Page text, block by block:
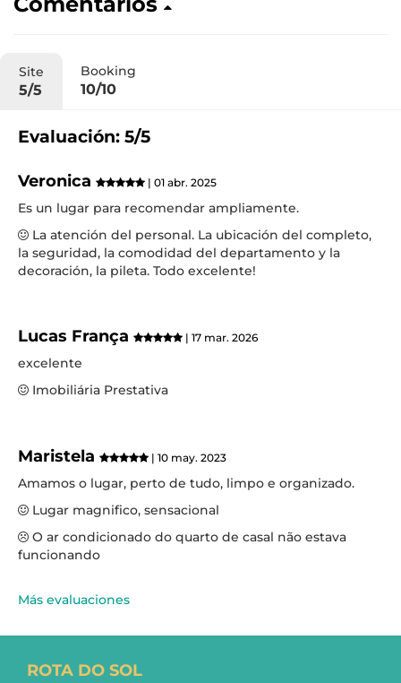
Site
5/5
Booking
10/10
Evaluación: 5/5
Veronica | 01 abr. 2025
Es un lugar para recomendar ampliamente.
La atención del personal. La ubicación del completo,
la seguridad, la comodidad del departamento y la
decoración, la pileta. Todo excelente!
Lucas França | 17 mar. 2026
excelente
Imobiliária Prestativa
Maristela | 10 may. 2023
Amamos o lugar, perto de tudo, limpo e organizado.
Lugar magnifico, sensacional
O ar condicionado do quarto de casal não estava
funcionando
Más evaluaciones
ROTA DO SOL